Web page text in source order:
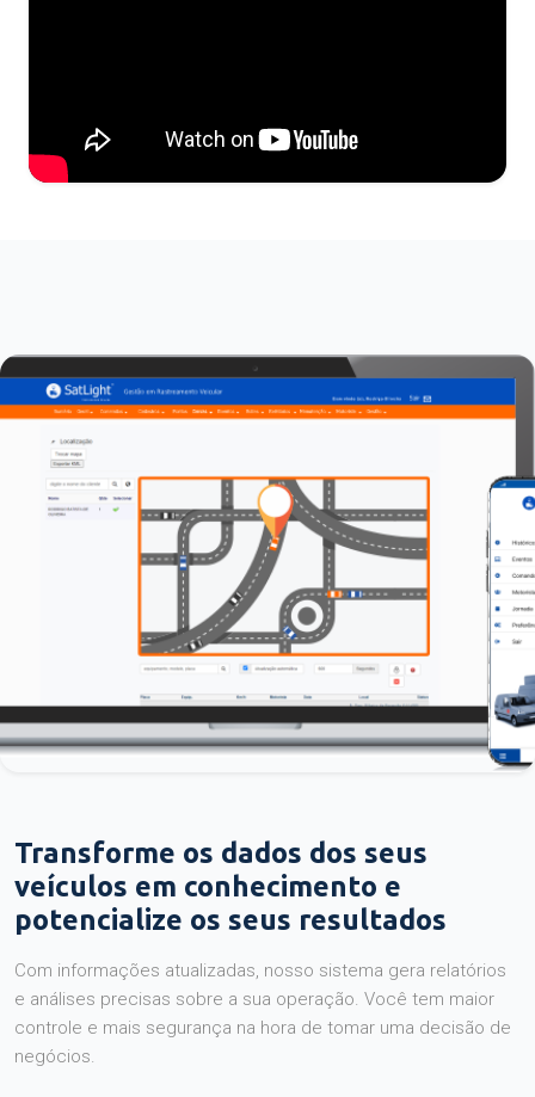
Transforme os dados dos seus
veículos em conhecimento e
potencialize os seus resultados
Com informações atualizadas, nosso sistema gera relatórios
e análises precisas sobre a sua operação. Você tem maior
controle e mais segurança na hora de tomar uma decisão de
negócios.